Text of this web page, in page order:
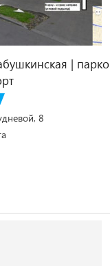
|
8